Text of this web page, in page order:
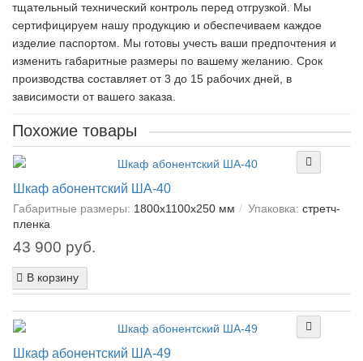
тщательный технический контроль перед отгрузкой. Мы
сертифицируем нашу продукцию и обеспечиваем каждое
изделие паспортом. Мы готовы учесть ваши предпочтения и
изменить габаритные размеры по вашему желанию. Срок
производства составляет от 3 до 15 рабочих дней, в
зависимости от вашего заказа.
Похожие товары
Шкаф абонентский ША-40
Габаритные размеры: 1800х1100х250 мм Упаковка: cтретч-
пленка
43 900 руб.
В корзину
Шкаф абонентский ША-49